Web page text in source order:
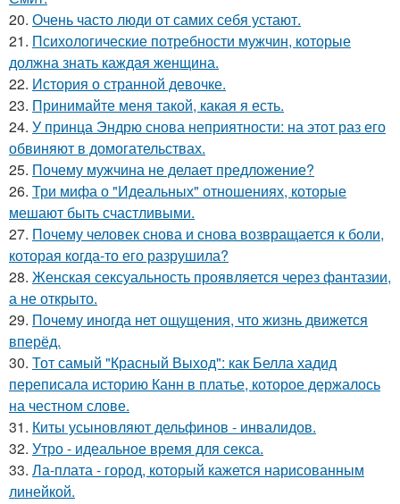
20. Очень часто люди от самих себя устают.
21. Психологические потребности мужчин, которые
должна знать каждая женщина.
22. История о странной девочке.
23. Принимайте меня такой, какая я есть.
24. У принца Эндрю снова неприятности: на этот раз его
обвиняют в домогательствах.
25. Почему мужчина не делает предложение?
26. Три мифа о "Идеальных" отношениях, которые
мешают быть счастливыми.
27. Почему человек снова и снова возвращается к боли,
которая когда-то его разрушила?
28. Женская сексуальность проявляется через фантазии,
а не открыто.
29. Почему иногда нет ощущения, что жизнь движется
вперёд.
30. Тот самый "Красный Выход": как Белла хадид
переписала историю Канн в платье, которое держалось
на честном слове.
31. Киты усыновляют дельфинов - инвалидов.
32. Утро - идеальное время для секса.
33. Ла-плата - город, который кажется нарисованным
линейкой.